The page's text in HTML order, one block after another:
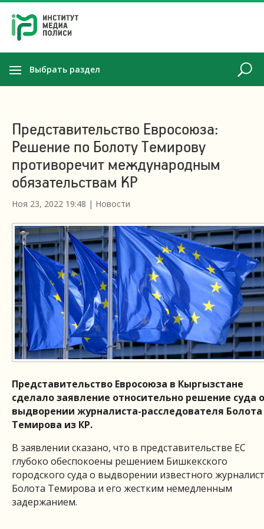
Выбрать раздел
Представительство Евросоюза:
Решение по Болоту Темирову
противоречит международным
обязательствам КР
Ноя 23, 2022 19:48 | Новости
Представительство Евросоюза в Кыргызстане
сделало заявление относительно решение суда о
выдворении журналиста-расследователя Болота
Темирова из КР.
В заявлении сказано, что в представительстве ЕС
глубоко обеспокоены решением Бишкекского
городского суда о выдворении известного
Болота Темирова и его жестким немедленным
задержанием.